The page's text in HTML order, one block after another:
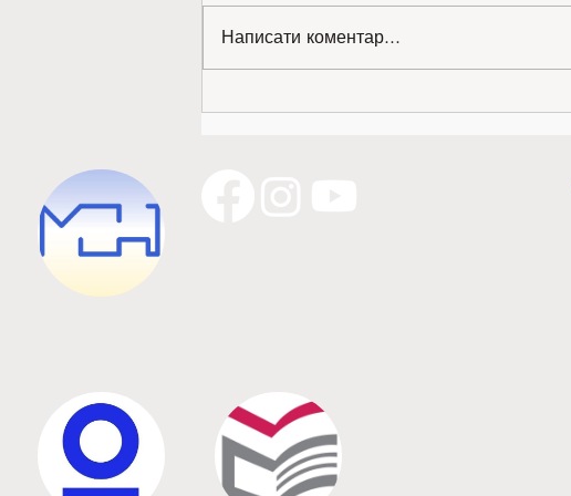
Золото міжнародної виставки —
Написати коментар...